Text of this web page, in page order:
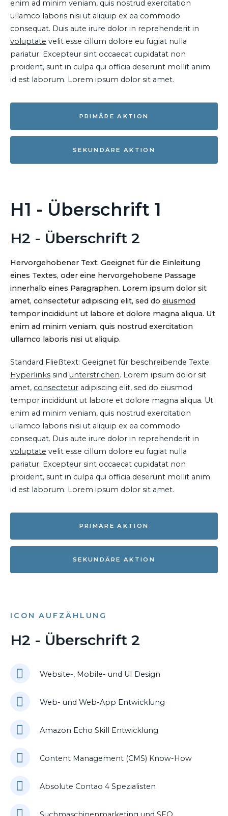
enim ad minim veniam, quis nostrud exercitation
ullamco laboris nisi ut aliquip ex ea commodo
consequat. Duis aute irure dolor in reprehenderit in
voluptate velit esse cillum dolore eu fugiat nulla
pariatur. Excepteur sint occaecat cupidatat non
proident, sunt in culpa qui officia deserunt mollit anim
id est laborum. Lorem ipsum dolor sit amet.
PRIMÄRE AKTION
SEKUNDÄRE AKTION
H1 - Überschrift 1
H2 - Überschrift 2
Hervorgehobener Text: Geeignet für die Einleitung
eines Textes, oder eine hervorgehobene Passage
innerhalb eines Paragraphen. Lorem ipsum dolor sit
amet, consectetur adipiscing elit, sed do eiusmod
tempor incididunt ut labore et dolore magna aliqua. Ut
enim ad minim veniam, quis nostrud exercitation
ullamco laboris nisi ut aliquip.
Standard Fließtext: Geeignet für beschreibende Texte.
Hyperlinks sind unterstrichen. Lorem ipsum dolor sit
amet, consectetur adipiscing elit, sed do eiusmod
tempor incididunt ut labore et dolore magna aliqua. Ut
enim ad minim veniam, quis nostrud exercitation
ullamco laboris nisi ut aliquip ex ea commodo
consequat. Duis aute irure dolor in reprehenderit in
voluptate velit esse cillum dolore eu fugiat nulla
pariatur. Excepteur sint occaecat cupidatat non
proident, sunt in culpa qui officia deserunt mollit anim
id est laborum. Lorem ipsum dolor sit amet.
PRIMÄRE AKTION
SEKUNDÄRE AKTION
ICON AUFZÄHLUNG
H2 - Überschrift 2
Website-, Mobile- und UI Design
Web- und Web-App Entwicklung
Amazon Echo Skill Entwicklung
Content Management (CMS) Know-How
Absolute Contao 4 Spezialisten